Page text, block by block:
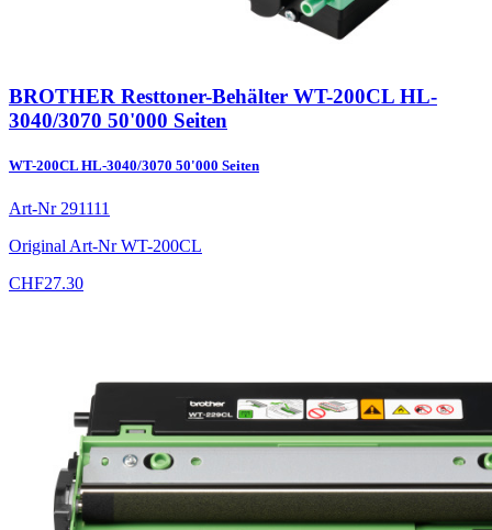
BROTHER Resttoner-Behälter WT-200CL HL-
3040/3070 50'000 Seiten
WT-200CL HL-3040/3070 50'000 Seiten
Art-Nr 291111
Original Art-NrWT-200CL
CHF27.30